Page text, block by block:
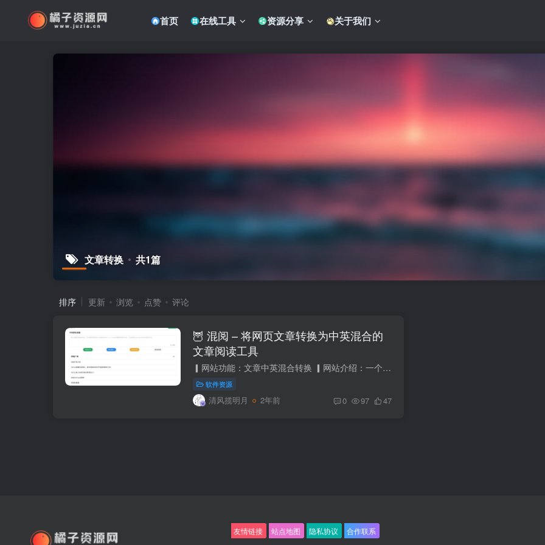
首页 在线工具 资源分享 关于我们
文章转换 共1篇
排序 更新 浏览 点赞 评论
🦉 混阅 – 将网页文章转换为中英混合的
文章阅读工具
▎网站功能：文章中英混合转换 ▎网站介绍：一个利用 LLM 可以把网页文章转换为中英混合的文章阅读工具，以扩充词汇量。 提供三中阅读模式，混合、原文、对照；支持文章转换、朗读结果，我咋越...
软件资源
清风揽明月 2年前 0 97 47
友情链接 站点地图 隐私协议 合作联系